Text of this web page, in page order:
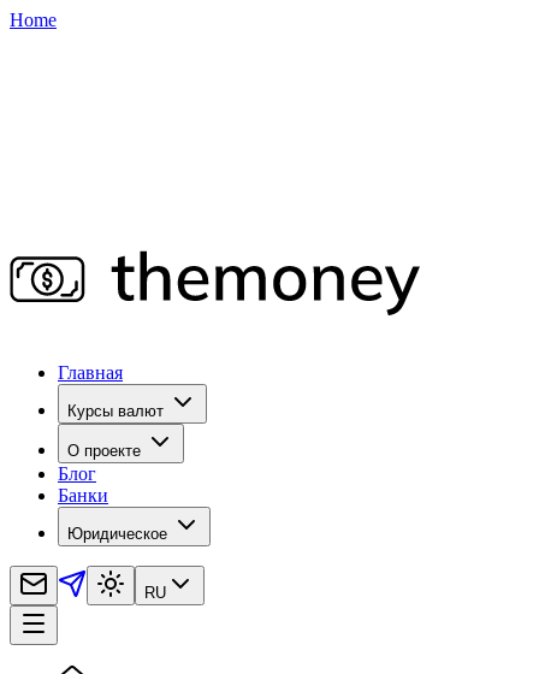
Home
Главная
Курсы валют
О проекте
Блог
Банки
Юридическое
RU